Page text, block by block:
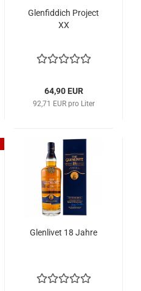
Glenfiddich Project
XX
64,90 EUR
92,71 EUR pro Liter
Glenlivet 18 Jahre